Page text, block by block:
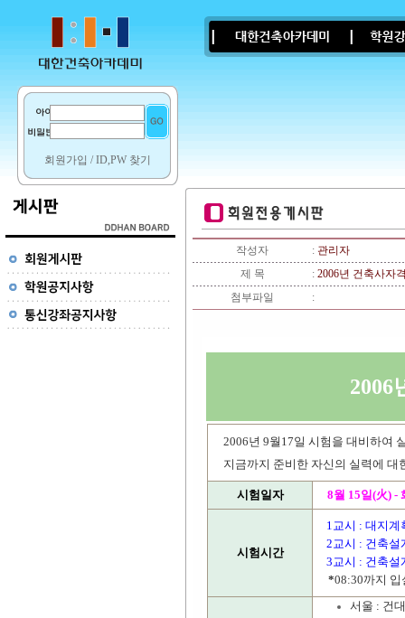
회원가입 /ID,PW 찾기
작성자 : 관리자
제 목
: 2006년 건축사자
첨부파일
:
2006
2006년 9월17일 시험을 대비하여
지금까지 준비한 자신의 실력에
시험일자 8월 15일(火) -
시험시간
1교시 : 대지계
2교시 : 건축설
3교시 : 건축설
*08:30까지 입
서울 : 건